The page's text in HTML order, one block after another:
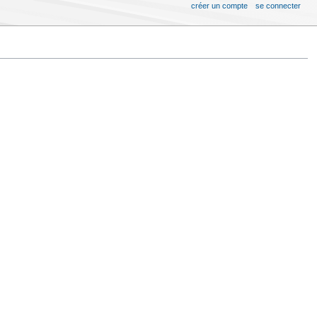
créer un compte se connecter